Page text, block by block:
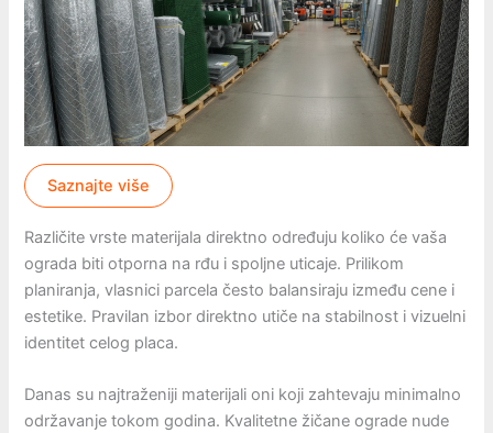
Saznajte više
Različite vrste materijala direktno određuju koliko će vaša
ograda biti otporna na rđu i spoljne uticaje. Prilikom
planiranja, vlasnici parcela često balansiraju između cene i
estetike. Pravilan izbor direktno utiče na stabilnost i vizuelni
identitet celog placa.
Danas su najtraženiji materijali oni koji zahtevaju minimalno
održavanje tokom godina. Kvalitetne žičane ograde nude